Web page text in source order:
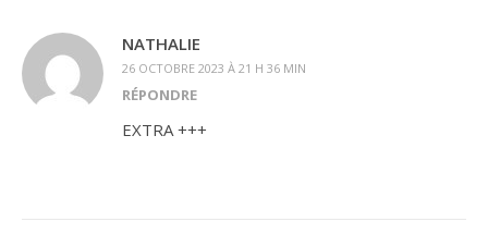
NATHALIE
26 OCTOBRE 2023 À 21 H 36 MIN
RÉPONDRE
EXTRA +++